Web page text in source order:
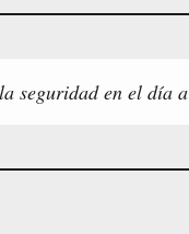
seguridad en el día